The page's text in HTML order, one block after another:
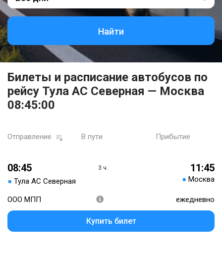
Найти
Билеты и расписание автобусов по
рейсу Тула АС Северная — Москва
08:45:00
Отправление В пути Прибытие
08:45
● Тула АС Северная
3 ч. 11:45
● Москва
ООО МПП ежедневно
Купить билет